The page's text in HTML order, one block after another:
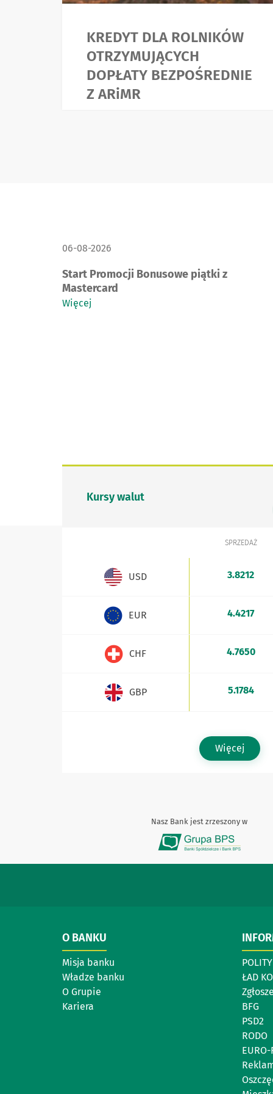
KREDYT DLA ROLNIKÓW
OTRZYMUJĄCYCH
DOPŁATY BEZPOŚREDNIE
Z ARiMR
DATA PUBLIKACJI:
06-08-2026
Start Promocji Bonusowe piątki z
Mastercard
Więcej
Kursy walut
SPRZEDAŻ
USD 3.8212
EUR 4.4217
CHF 4.7650
GBP 5.1784
Więcej
Nasz Bank jest zrzeszony w
O BANKU
Misja banku
Władze banku
O Grupie
Kariera
ŁAD
BFG
PSD2
RODO
EURO-